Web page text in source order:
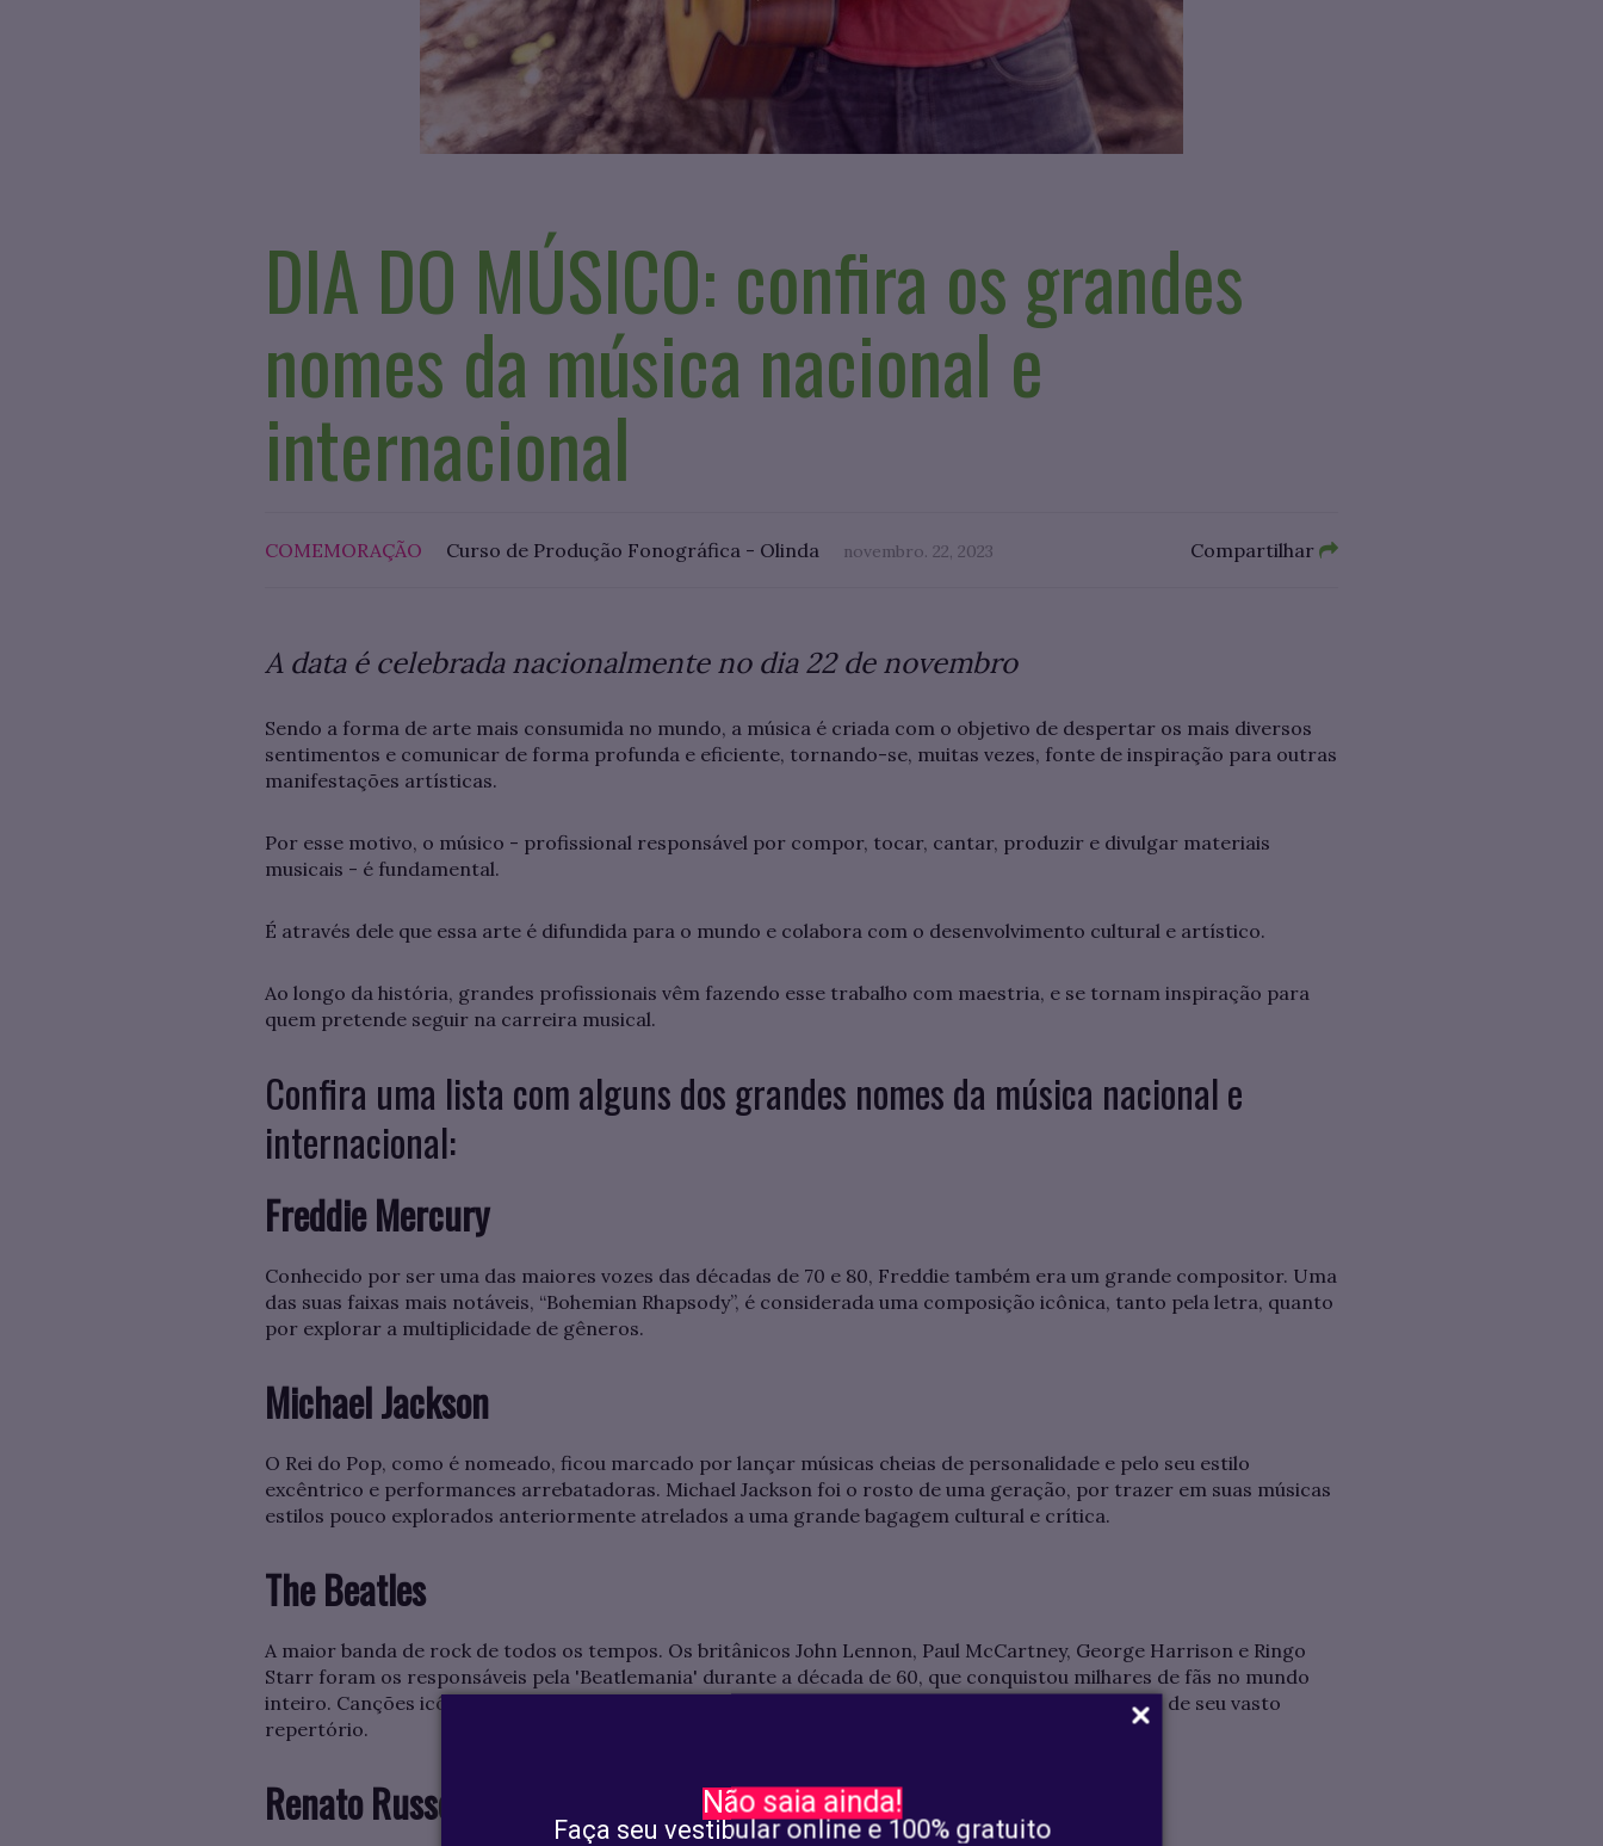
Não saia ainda!
Faça seu vestibular online e 100% gratuito
DIA DO MÚSICO: confira os grandes
nomes da música nacional e
internacional
COMEMORAÇÃO Curso de Produção Fonográfica - Olinda novembro. 22, 2023 Compartilhar
A data é celebrada nacionalmente no dia 22 de novembro
Sendo a forma de arte mais consumida no mundo, a música é criada com o objetivo de despertar os mais diversos
sentimentos e comunicar de forma profunda e eficiente, tornando-se, muitas vezes, fonte de inspiração para outras
manifestações artísticas.
Por esse motivo, o músico - profissional responsável por compor, tocar, cantar, produzir e divulgar materiais
musicais - é fundamental.
É através dele que essa arte é difundida para o mundo e colabora com o desenvolvimento cultural e artístico.
Ao longo da história, grandes profissionais vêm fazendo esse trabalho com maestria, e se tornam inspiração para
quem pretende seguir na carreira musical.
Confira uma lista com alguns dos grandes nomes da música nacional e
internacional:
Freddie Mercury
Conhecido por ser uma das maiores vozes das décadas de 70 e 80, Freddie também era um grande compositor. Uma
das suas faixas mais notáveis, “Bohemian Rhapsody”, é considerada uma composição icônica, tanto pela letra, quanto
por explorar a multiplicidade de gêneros.
Michael Jackson
O Rei do Pop, como é nomeado, ficou marcado por lançar músicas cheias de personalidade e pelo seu estilo
excêntrico e performances arrebatadoras. Michael Jackson foi o rosto de uma geração, por trazer em suas músicas
estilos pouco explorados anteriormente atrelados a uma grande bagagem cultural e crítica.
The Beatles
A maior banda de rock de todos os tempos. Os britânicos John Lennon, Paul McCartney, George Harrison e Ringo
Starr foram os responsáveis pela 'Beatlemania' durante a década de 60, que conquistou milhares de fãs no mundo
inteiro. Canções icônicas como “Let It Be”, “Hey Jude” e “Here Comes the Sun” são apenas algumas de seu vasto
repertório.
Renato Russo